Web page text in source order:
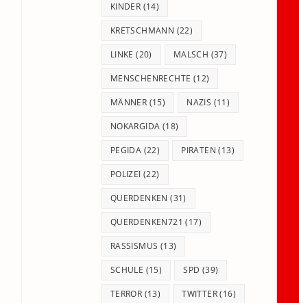
KINDER (14)
KRETSCHMANN (22)
LINKE (20) MALSCH (37)
MENSCHENRECHTE (12)
MÄNNER (15) NAZIS (11)
NOKARGIDA (18)
PEGIDA (22) PIRATEN (13)
POLIZEI (22)
QUERDENKEN (31)
QUERDENKEN721 (17)
RASSISMUS (13)
SCHULE (15) SPD (39)
TERROR (13) TWITTER(16)